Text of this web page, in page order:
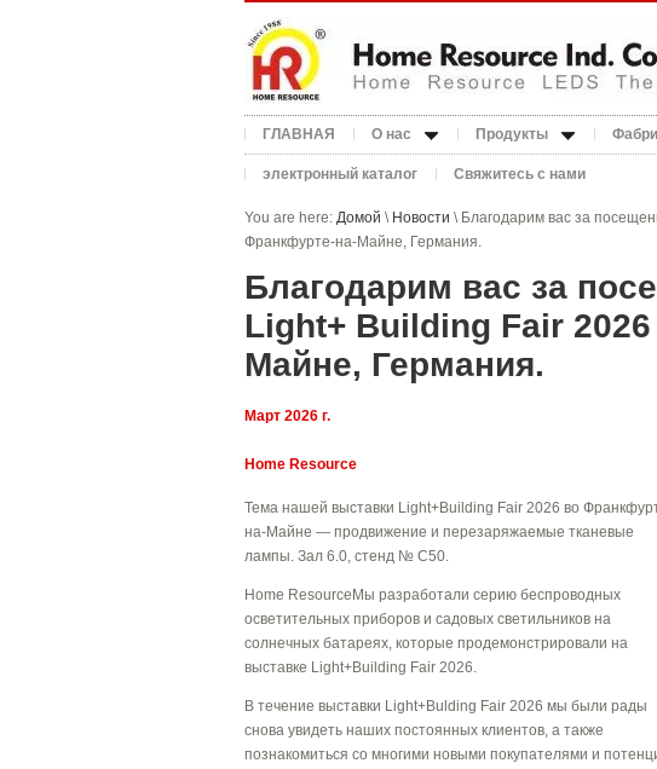
ГЛАВНАЯ О нас Продукты
электронный каталог Свяжитесь с нами
You are here: Домой \ Новости \ Благодарим вас за
Франкфурте-на-Майне, Германия.
Благодарим вас за
Light+ Building Fair
Майне, Германия.
Март 2026 г.
Home Resource
Тема нашей выставки Light+Building Fair 2026 во
на-Майне — продвижение и перезаряжаемые тканевые
лампы. Зал 6.0, стенд № C50.
Home ResourceМы разработали серию беспроводных
осветительных приборов и садовых светильников на
солнечных батареях, которые продемонстрировали на
выставке Light+Building Fair 2026.
В течение выставки Light+Bulding Fair 2026 мы были рады
снова увидеть наших постоянных клиентов, а также
познакомиться со многими новыми покупателями и